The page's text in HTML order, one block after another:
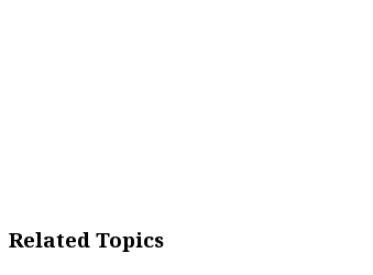
Related Topics